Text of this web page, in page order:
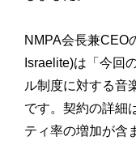
NMPA会長兼CEO
Israelite)は「今回
ル制度に対する音
です。契約の詳細
ティ率の増加が含